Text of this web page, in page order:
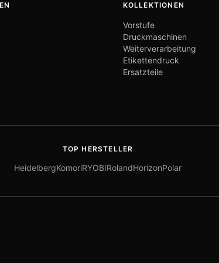
KOLLEKTIONEN
Vorstufe
Druckmaschinen
Weiterverarbeitung
Etikettendruck
Ersatzteile
TOP HERSTELLER
HeidelbergKomoriRYOBIRolandHorizonPolar